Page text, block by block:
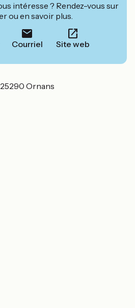
intéresse ? Rendez-vous sur
ou en savoir plus.
Courriel Site web
25290 Ornans